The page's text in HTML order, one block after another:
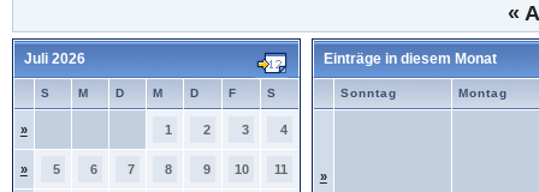
«
Juli 2026
S M D M D F S
» 1 2 3 4
» 5 6 7 8 9 10 11
Einträge in diesem Monat
Sonntag Montag
»